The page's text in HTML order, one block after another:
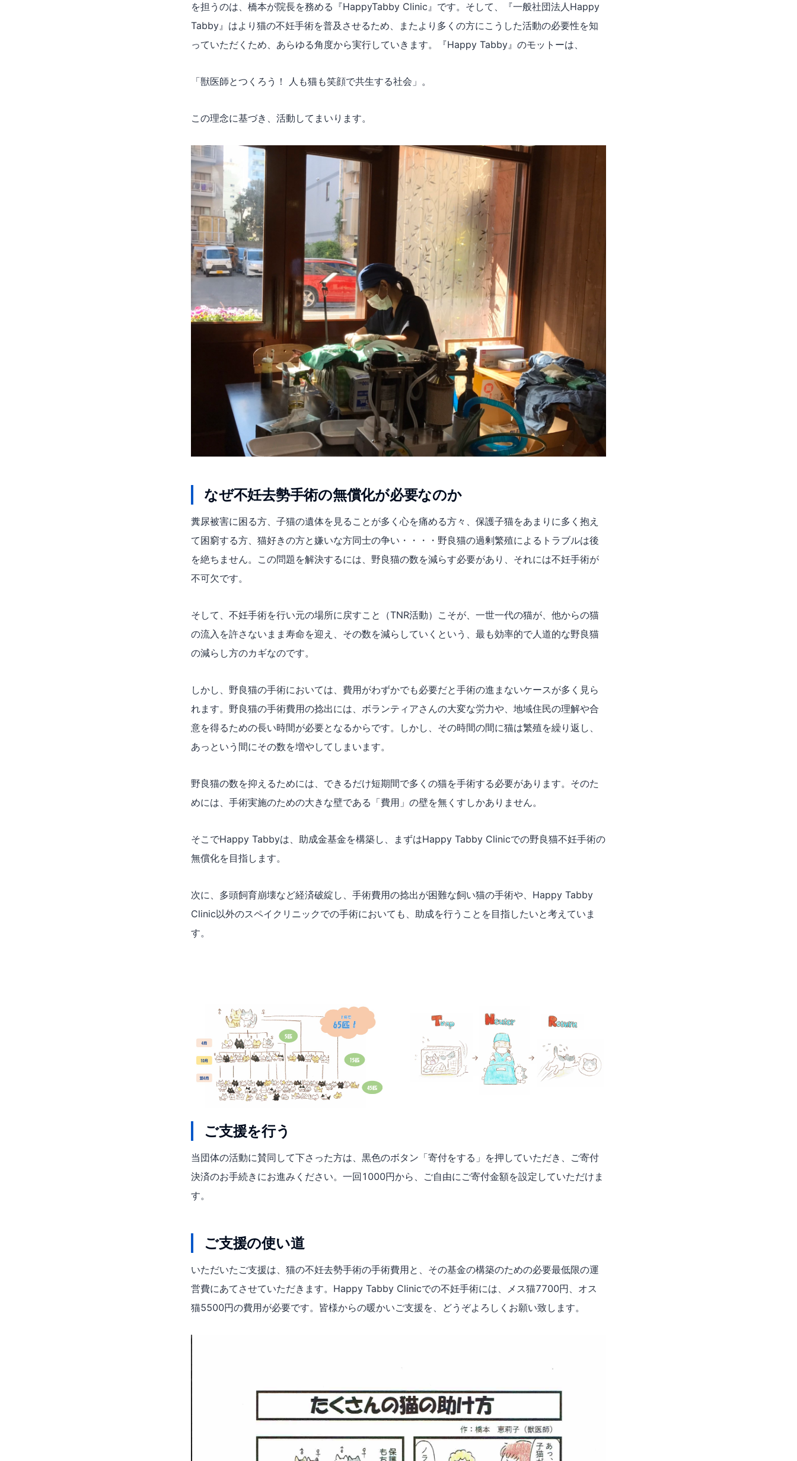
を担うのは、橋本が院長を務める『HappyTabby Clinic』です。そして、『一般社団法人Happy
Tabby』はより猫の不妊手術を普及させるため、またより多くの方にこうした活動の必要性を知
っていただくため、あらゆる角度から実行していきます。『Happy Tabby』のモットーは、
「獣医師とつくろう！ 人も猫も笑顔で共生する社会」。
この理念に基づき、活動してまいります。
なぜ不妊去勢手術の無償化が必要なのか
糞尿被害に困る方、子猫の遺体を見ることが多く心を痛める方々、保護子猫をあまりに多く抱え
て困窮する方、猫好きの方と嫌いな方同士の争い・・・・野良猫の過剰繁殖によるトラブルは後
を絶ちません。この問題を解決するには、野良猫の数を減らす必要があり、それには不妊手術が
不可欠です。
そして、不妊手術を行い元の場所に戻すこと（TNR活動）こそが、一世一代の猫が、他からの猫
の流入を許さないまま寿命を迎え、その数を減らしていくという、最も効率的で人道的な野良猫
の減らし方のカギなのです。
しかし、野良猫の手術においては、費用がわずかでも必要だと手術の進まないケースが多く見ら
れます。野良猫の手術費用の捻出には、ボランティアさんの大変な労力や、地域住民の理解や合
意を得るための長い時間が必要となるからです。しかし、その時間の間に猫は繁殖を繰り返し、
あっという間にその数を増やしてしまいます。
野良猫の数を抑えるためには、できるだけ短期間で多くの猫を手術する必要があります。そのた
めには、手術実施のための大きな壁である「費用」の壁を無くすしかありません。
そこでHappy Tabbyは、助成金基金を構築し、まずはHappy Tabby Clinicでの野良猫不妊手術の
無償化を目指します。
次に、多頭飼育崩壊など経済破綻し、手術費用の捻出が困難な飼い猫の手術や、Happy Tabby
Clinic以外のスペイクリニックでの手術においても、助成を行うことを目指したいと考えていま
す。
ご支援を行う
当団体の活動に賛同して下さった方は、黒色のボタン「寄付をする」を押していただき、ご寄付
決済のお手続きにお進みください。一回1000円から、ご自由にご寄付金額を設定していただけま
す。
ご支援の使い道
いただいたご支援は、猫の不妊去勢手術の手術費用と、その基金の構築のための必要最低限の運
営費にあてさせていただきます。Happy Tabby Clinicでの不妊手術には、メス猫7700円、オス
猫5500円の費用が必要です。皆様からの暖かいご支援を、どうぞよろしくお願い致します。